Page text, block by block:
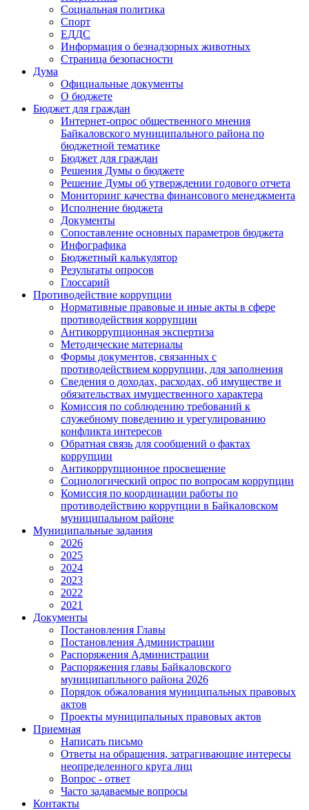
Социальная политика
Спорт
ЕДДС
Информация о безнадзорных животных
Страница безопасности
Дума
Официальные документы
О бюджете
Бюджет для граждан
Интернет-опрос общественного мнения
Байкаловского муниципального района по
бюджетной тематике
Бюджет для граждан
Решения Думы о бюджете
Решение Думы об утверждении годового отчета
Мониторинг качества финансового менеджмента
Исполнение бюджета
Документы
Сопоставление основных параметров бюджета
Инфографика
Бюджетный калькулятор
Результаты опросов
Глоссарий
Противодействие коррупции
Нормативные правовые и иные акты в сфере
противодействия коррупции
Антикоррупционная экспертиза
Методические материалы
Формы документов, связанных с
противодействием коррупции, для заполнения
Сведения о доходах, расходах, об имуществе и
обязательствах имущественного характера
Комиссия по соблюдению требований к
служебному поведению и урегулированию
конфликта интересов
Обратная связь для сообщений о фактах
коррупции
Антикоррупционное просвещение
Социологический опрос по вопросам коррупции
Комиссия по координации работы по
противодействию коррупции в Байкаловском
муниципальном районе
Муниципальные задания
2026
2025
2024
2023
2022
2021
Документы
Постановления Главы
Постановления Администрации
Распоряжения Администрации
Распоряжения главы Байкаловского
муниципапльного района 2026
Порядок обжалования муниципальных правовых
актов
Проекты муниципальных правовых актов
Приемная
Написать письмо
Ответы на обращения, затрагивающие интересы
неопределенного круга лиц
Вопрос - ответ
Часто задаваемые вопросы
Контакты